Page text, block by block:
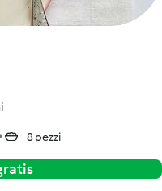
8 pezzi